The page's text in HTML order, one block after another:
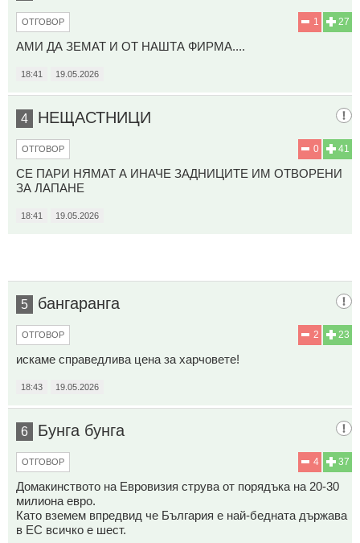
27
1
ОТГОВОР
АМИ ДА ЗЕМАТ И ОТ НАШТА ФИРМА....
18:41 19.05.2026
4 НЕЩАСТНИЦИ
41
0
ОТГОВОР
СЕ ПАРИ НЯМАТ А ИНАЧЕ ЗАДНИЦИТЕ ИМ ОТВОРЕНИ
ЗА ЛАПАНЕ
18:41 19.05.2026
5 бангаранга
23
2
ОТГОВОР
искаме справедлива цена за харчовете!
18:43 19.05.2026
6 Бунга бунга
37
4
ОТГОВОР
Домакинството на Евровизия струва от порядъка на 20-30
милиона евро.
Като вземем впредвид че България е най-бедната държава
в ЕС всичко е шест.